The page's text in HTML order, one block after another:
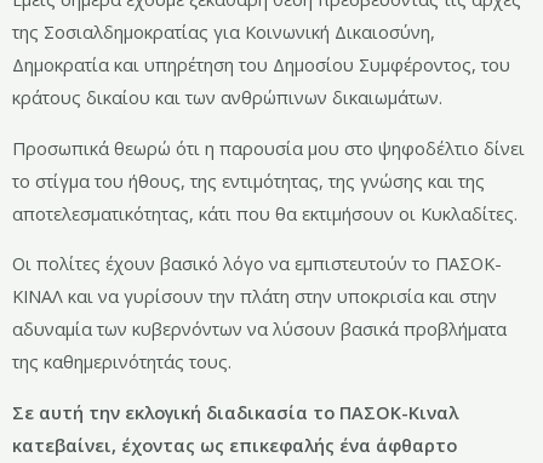
της Σοσιαλδημοκρατίας για Κοινωνική Δικαιοσύνη,
Δημοκρατία και υπηρέτηση του Δημοσίου Συμφέροντος, του
κράτους δικαίου και των ανθρώπινων δικαιωμάτων.
Προσωπικά θεωρώ ότι η παρουσία μου στο ψηφοδέλτιο δίνει
το στίγμα του ήθους, της εντιμότητας, της γνώσης και της
αποτελεσματικότητας, κάτι που θα εκτιμήσουν οι Κυκλαδίτες.
Οι πολίτες έχουν βασικό λόγο να εμπιστευτούν το ΠΑΣΟΚ-
ΚΙΝΑΛ και να γυρίσουν την πλάτη στην υποκρισία και στην
αδυναμία των κυβερνόντων να λύσουν βασικά προβλήματα
της καθημερινότητάς τους.
Σε αυτή την εκλογική διαδικασία το ΠΑΣΟΚ-Κιναλ
κατεβαίνει, έχοντας ως επικεφαλής ένα άφθαρτο